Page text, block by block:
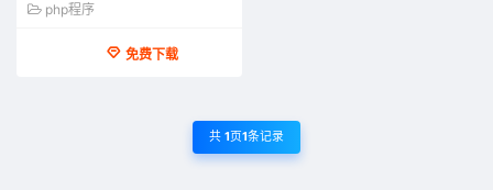
php程序
免费下载
共 1页1条记录